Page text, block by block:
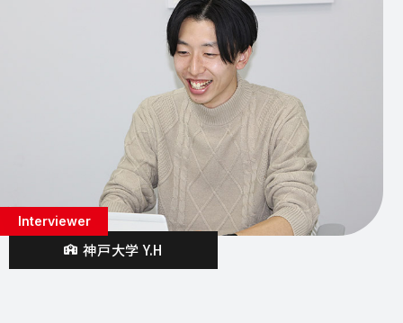
Interviewer
神戸大学 Y.H